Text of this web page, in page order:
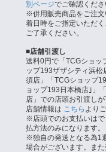
別ページでご確認くだ
※併用販売商品をご注
着日時をご指定いただ
ご了承ください。
■店舗引渡し
送料0円で「TCGショッ
ップ193ザザシティ浜
須店」「TCGショップ
ョップ193日本橋店｣」
店」での店頭お引渡し
店舗情報は こちら より
※店頭でのお支払いは
払方法のみになります。
※独自の発送となる為1
場合がございます。ま